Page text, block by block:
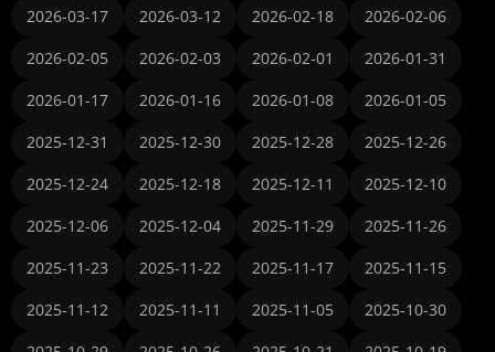
2026-03-17
2026-03-12 2026-02-18
2026-02-06
2026-02-05
2026-02-03 2026-02-01
2026-01-31
2026-01-17
2026-01-16 2026-01-08
2026-01-05
2025-12-31
2025-12-30 2025-12-28
2025-12-26
2025-12-24
2025-12-18 2025-12-11
2025-12-10
2025-12-06
2025-12-04 2025-11-29
2025-11-26
2025-11-23
2025-11-22 2025-11-17
2025-11-15
2025-11-12
2025-11-11 2025-11-05
2025-10-30